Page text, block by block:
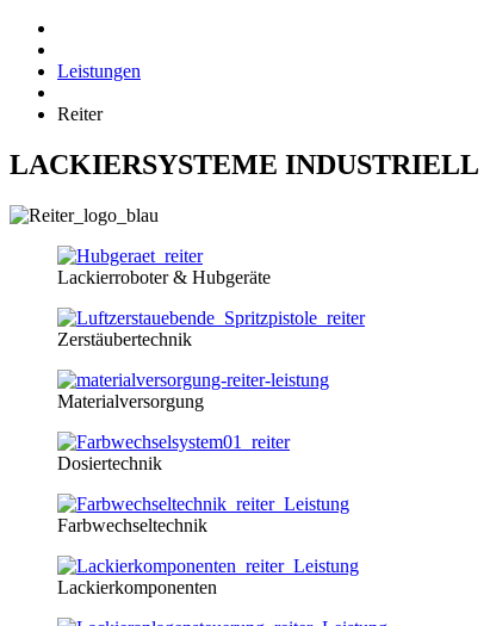
Leistungen
Reiter
LACKIERSYSTEME INDUSTRIELL
Lackierroboter & Hubgeräte
Zerstäubertechnik
Materialversorgung
Dosiertechnik
Farbwechseltechnik
Lackierkomponenten